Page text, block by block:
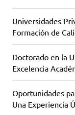
Universidades
Formación de
Doctorado en la
Excelencia
Oportunidades
Una Experiencia